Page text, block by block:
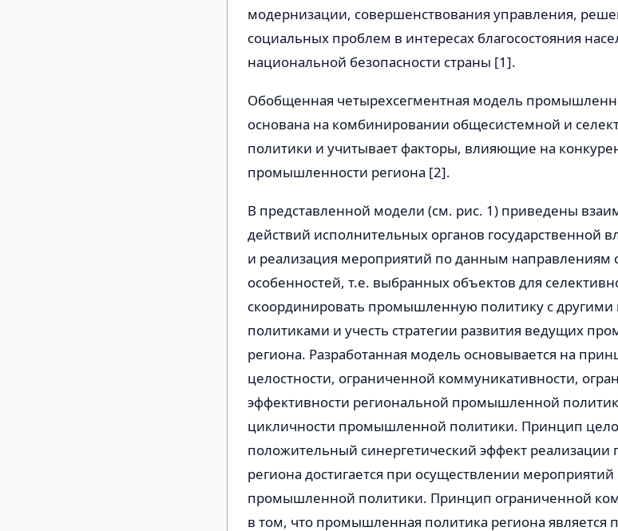
модернизации, совершенствования управления,
социальных проблем в интересах благосостояния
национальной безопасности страны [1].
Обобщенная четырехсегментная модель
основана на комбинировании общесистемной и
политики и учитывает факторы, влияющие на
промышленности региона [2].
В представленной модели (см. рис. 1) приведены
действий исполнительных органов государственной
и реализация мероприятий по данным направлениям
особенностей, т.е. выбранных объектов для
скоординировать промышленную политику с другими
политиками и учесть стратегии развития ведущих
региона. Разработанная модель основывается на
целостности, ограниченной коммуникативности,
эффективности региональной промышленной
цикличности промышленной политики. Принцип
положительный синергетический эффект
региона достигается при осуществлении
промышленной политики. Принцип ограниченной
в том, что промышленная политика региона